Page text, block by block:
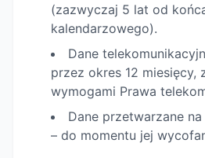
(zazwyczaj 5 lat od
kalendarzowego).
Dane
przez okres 12 miesięcy,
wymogami Prawa
Dane przetwarzane
– do momentu jej